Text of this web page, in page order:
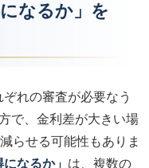
なるか」を
れの審査が必要なう
で、金利差が大きい場
らせる可能性もありま
なるか」 は、複数の